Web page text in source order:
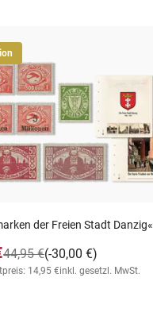
der Freien Stadt Danzig«
(-30,00 €)
44,95 €
14,95 €inkl. gesetzl. MwSt.